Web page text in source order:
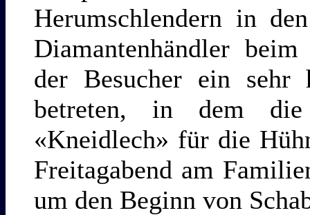
Herumschlendern in
Diamantenhändler
der Besucher ein sehr
betreten, in dem
«Kneidlech» für die
Freitagabend am
um den Beginn von